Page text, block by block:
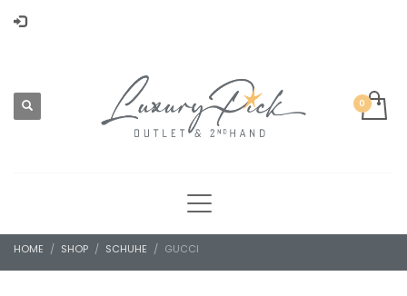
HOME SHOP SCHUHE GUCCI